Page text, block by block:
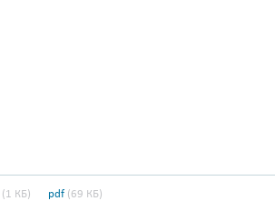
(1 КБ) pdf (69 КБ)